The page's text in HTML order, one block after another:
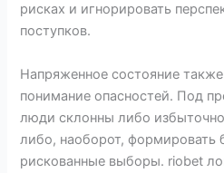
рисках и игнорировать
поступков.
Напряженное состояние
понимание опасностей. Под
люди склонны либо избыточно
либо, наоборот, формировать
рискованные выборы. riobet